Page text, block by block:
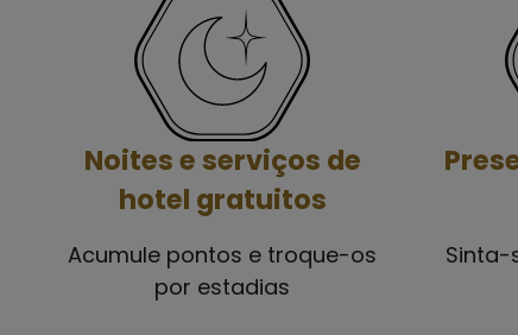
Noites e serviços de
hotel gratuitos
Acumule pontos e troque-os
por estadias
Sinta-